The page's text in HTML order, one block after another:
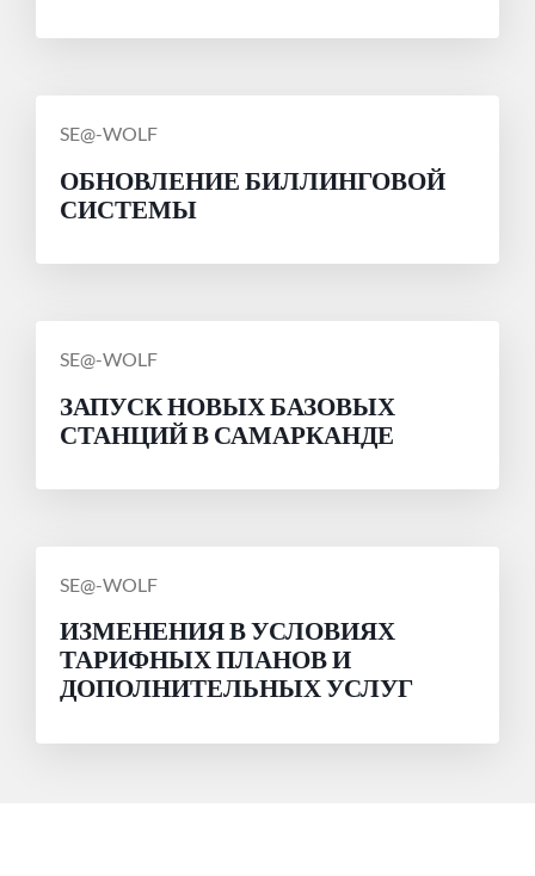
СООБЩЕНИЕ
SE@-WOLF
ОБНОВЛЕНИЕ БИЛЛИНГОВОЙ
СИСТЕМЫ
СООБЩЕНИЕ
SE@-WOLF
ЗАПУСК НОВЫХ БАЗОВЫХ
СТАНЦИЙ В САМАРКАНДЕ
СООБЩЕНИЕ
SE@-WOLF
ИЗМЕНЕНИЯ В УСЛОВИЯХ
ТАРИФНЫХ ПЛАНОВ И
ДОПОЛНИТЕЛЬНЫХ УСЛУГ